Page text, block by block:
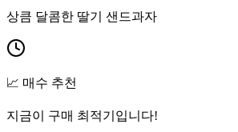
상큼 달콤한 딸기 샌드과자
📈 매수 추천
지금이 구매 최적기입니다!